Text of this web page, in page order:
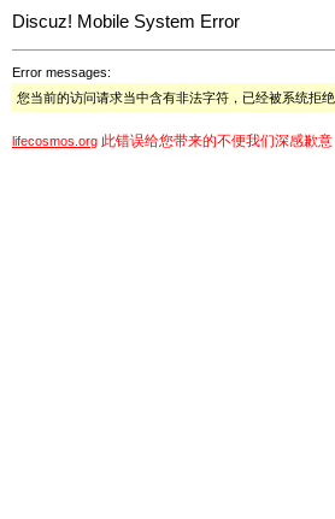
Discuz! Mobile System Error
Error messages:
您当前的访问请求当中含有非法字符，已经被系统拒绝
lifecosmos.org 此错误给您带来的不便我们深感歉意